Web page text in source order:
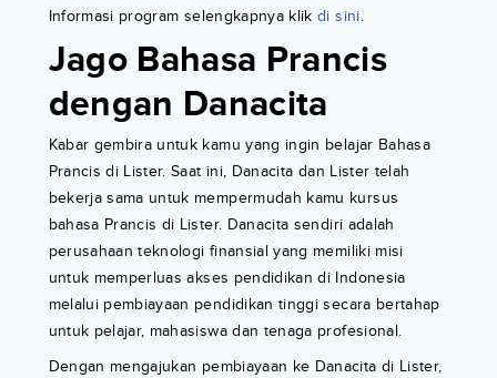
Informasi program selengkapnya klikdi sini.
Jago Bahasa Prancis
dengan Danacita
Kabar gembira untuk kamu yang ingin belajar Bahasa
Prancis di Lister. Saat ini, Danacita dan Lister telah
bekerja sama untuk mempermudah kamu kursus
bahasa Prancis di Lister. Danacita sendiri adalah
perusahaan teknologi finansial yang memiliki misi
untuk memperluas akses pendidikan di Indonesia
melalui pembiayaan pendidikan tinggi secara bertahap
untuk pelajar, mahasiswa dan tenaga profesional.
Dengan mengajukan pembiayaan ke Danacita di Lister,